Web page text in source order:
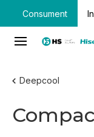
Consument
Deepcool